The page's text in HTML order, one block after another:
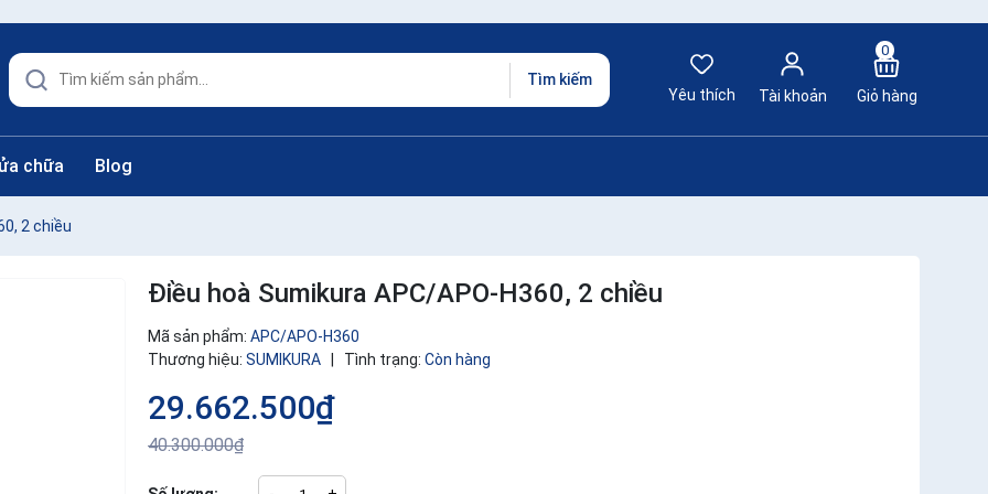
Tìm kiếm
Yêu thích
Tài khoản
0
Giỏ hàng
chữa Blog
2 chiều
Điều hoà Sumikura APC/APO-H360, 2 chiều
Mã sản phẩm: APC/APO-H360
Thương hiệu: SUMIKURA Tình trạng: Còn hàng
29.662.500₫
40.300.000₫